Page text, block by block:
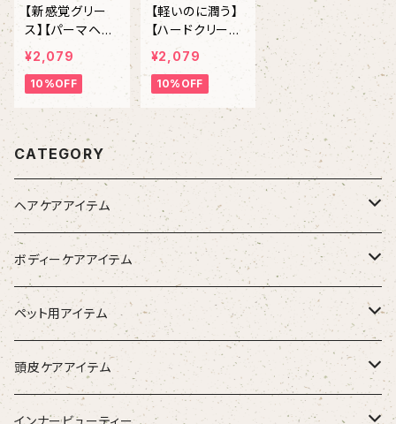
【新感覚グリー
ス】【パーマヘア
におすすめ】ET
ORAS Grex エ
トラス グリック
ス 100g
¥2,079
10%OFF
【軽いのに潤う】
【ハードクリーム
ワックス】ETOR
AS Move Seru
m エトラス
ムーブセラム
90g / 2,310 YE
N
¥2,079
10%OFF
CATEGORY
ヘアケアアイテム
シャンプー
トリートメント（インバス）
トリートメント（アウトバス）
スタイリング器具
ボディーケアアイテム
除毛クリーム
化粧水
ペット用アイテム
ワンちゃん用
ブラシ
頭皮ケアアイテム
強髪